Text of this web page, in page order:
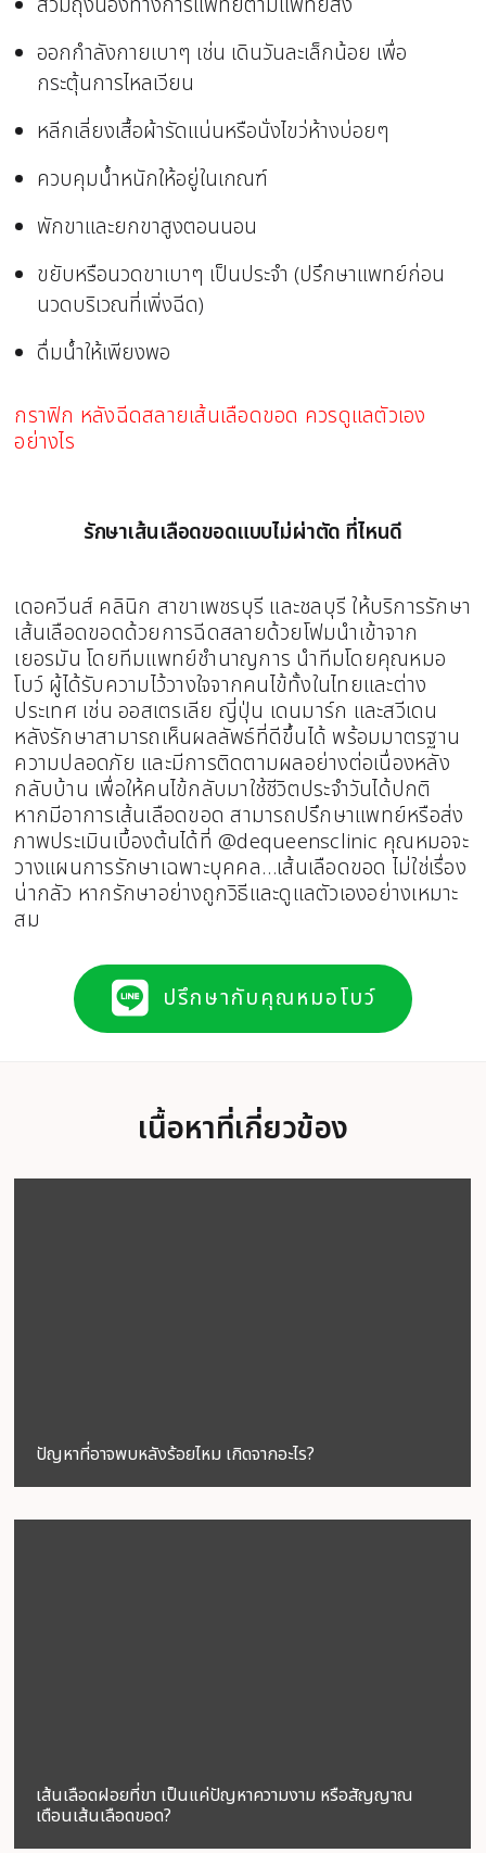
ออกกำลังกายเบาๆ เช่น เดินวันละเล็กน้อย เพื่อ
กระตุ้นการไหลเวียน
หลีกเลี่ยงเสื้อผ้ารัดแน่นหรือนั่งไขว่ห้างบ่อยๆ
ควบคุมน้ำหนักให้อยู่ในเกณฑ์
พักขาและยกขาสูงตอนนอน
ขยับหรือนวดขาเบาๆ เป็นประจำ (ปรึกษาแพทย์ก่อน
นวดบริเวณที่เพิ่งฉีด)
ดื่มน้ำให้เพียงพอ
กราฟิก หลังฉีดสลายเส้นเลือดขอด ควรดูแลตัวเอง
อย่างไร
รักษาเส้นเลือดขอดแบบไม่ผ่าตัด ที่ไหนดี
เดอควีนส์ คลินิก สาขาเพชรบุรี และชลบุรี ให้บริการรักษา
เส้นเลือดขอดด้วยการฉีดสลายด้วยโฟมนำเข้าจาก
เยอรมัน โดยทีมแพทย์ชำนาญการ นำทีมโดยคุณหมอ
โบว์ ผู้ได้รับความไว้วางใจจากคนไข้ทั้งในไทยและต่าง
ประเทศ เช่น ออสเตรเลีย ญี่ปุ่น เดนมาร์ก และสวีเดน
หลังรักษาสามารถเห็นผลลัพธ์ที่ดีขึ้นได้ พร้อมมาตรฐาน
ความปลอดภัย และมีการติดตามผลอย่างต่อเนื่องหลัง
กลับบ้าน เพื่อให้คนไข้กลับมาใช้ชีวิตประจำวันได้ปกติ
หากมีอาการเส้นเลือดขอด สามารถปรึกษาแพทย์หรือส่ง
ภาพประเมินเบื้องต้นได้ที่ @dequeensclinic คุณหมอจะ
วางแผนการรักษาเฉพาะบุคคล…เส้นเลือดขอด ไม่ใช่เรื่อง
น่ากลัว หากรักษาอย่างถูกวิธีและดูแลตัวเองอย่างเหมาะ
สม
ปรึกษากับคุณหมอโบว์
เนื้อหาที่เกี่ยวข้อง
ปัญหาที่อาจพบหลังร้อยไหม เกิดจากอะไร?
เส้นเลือดฝอยที่ขา เป็นแค่ปัญหาความงาม หรือสัญญาณ
เตือนเส้นเลือดขอด?